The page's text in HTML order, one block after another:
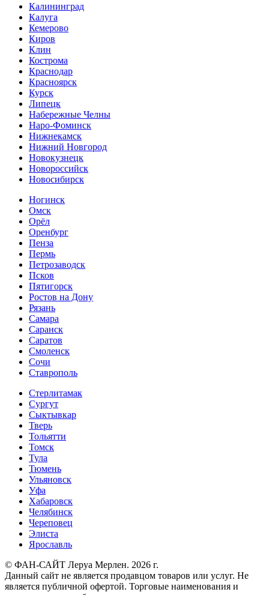
Калининград
Калуга
Кемерово
Киров
Клин
Кострома
Краснодар
Красноярск
Курск
Липецк
Набережные Челны
Наро-Фоминск
Нижнекамск
Нижний Новгород
Новокузнецк
Новороссийск
Новосибирск
Ногинск
Омск
Орёл
Оренбург
Пенза
Пермь
Петрозаводск
Псков
Пятигорск
Ростов на Дону
Рязань
Самара
Саранск
Саратов
Смоленск
Сочи
Ставрополь
Стерлитамак
Сургут
Сыктывкар
Тверь
Тольятти
Томск
Тула
Тюмень
Ульяновск
Уфа
Хабаровск
Челябинск
Череповец
Элиста
Ярославль
© ФАН-САЙТ Леруа Мерлен. 2026 г.
Данный сайт не является продавцом товаров или услуг. Не
является публичной офертой. Торговые наименования и